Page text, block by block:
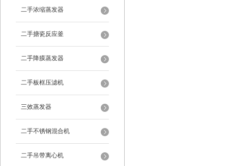
二手浓缩蒸发器
二手搪瓷反应釜
二手降膜蒸发器
二手板框压滤机
三效蒸发器
二手不锈钢混合机
二手吊带离心机